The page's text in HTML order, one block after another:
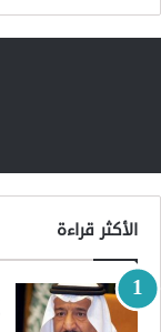
الأكثر قراءة